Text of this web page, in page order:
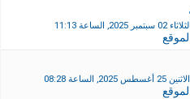
الثلاثاء 02 سبتمبر 2025, الساعة 11:13
الاثنين 25 أغسطس 2025, الساعة 08:28